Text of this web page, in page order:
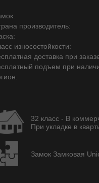
производитель:
износостойкости:
доставка при
подъем при
32 класс - В
При укладке в
Замок Замковая